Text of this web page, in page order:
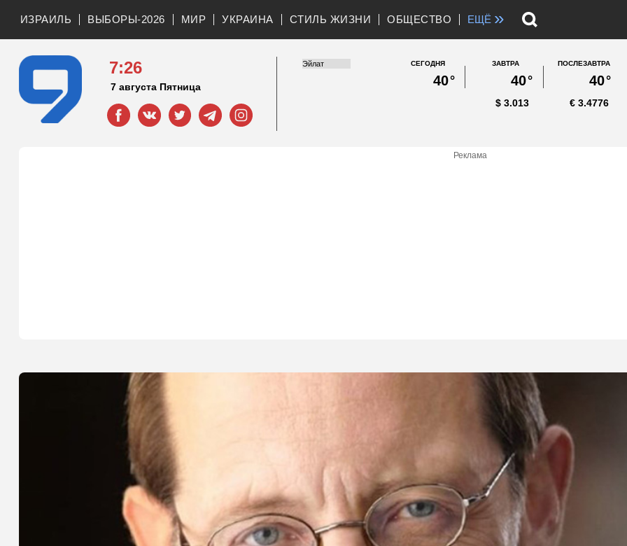
ИЗРАИЛЬ ВЫБОРЫ-2026 МИР УКРАИНА СТИЛЬ ЖИЗНИ ОБЩЕСТВО ЕЩЁ »
7:26
7 августа Пятница
СЕГОДНЯ
40°
ЗАВТРА
40°
ПОСЛЕЗАВТРА
40°
3.013
$ 3.4776
€
Реклама